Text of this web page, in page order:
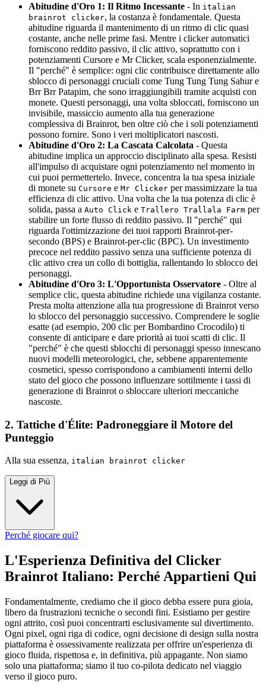
Abitudine d'Oro 1: Il Ritmo Incessante - In italian
brainrot clicker, la costanza è fondamentale. Questa
abitudine riguarda il mantenimento di un ritmo di clic quasi
costante, anche nelle prime fasi. Mentre i clicker automatici
forniscono reddito passivo, il clic attivo, soprattutto con i
potenziamenti Cursore e Mr Clicker, scala esponenzialmente.
Il "perché" è semplice: ogni clic contribuisce direttamente allo
sblocco di personaggi cruciali come Tung Tung Tung Sahur e
Brr Brr Patapim, che sono irraggiungibili tramite acquisti con
monete. Questi personaggi, una volta sbloccati, forniscono un
invisibile, massiccio aumento alla tua generazione
complessiva di Brainrot, ben oltre ciò che i soli potenziamenti
possono fornire. Sono i veri moltiplicatori nascosti.
Abitudine d'Oro 2: La Cascata Calcolata - Questa
abitudine implica un approccio disciplinato alla spesa. Resisti
all'impulso di acquistare ogni potenziamento nel momento in
cui puoi permettertelo. Invece, concentra la tua spesa iniziale
di monete su Cursore e Mr Clicker per massimizzare la tua
efficienza di clic attivo. Una volta che la tua potenza di clic è
solida, passa a Auto Click e Trallero Trallala Farm per
stabilire un forte flusso di reddito passivo. Il "perché" qui
riguarda l'ottimizzazione dei tuoi rapporti Brainrot-per-
secondo (BPS) e Brainrot-per-clic (BPC). Un investimento
precoce nel reddito passivo senza una sufficiente potenza di
clic attivo crea un collo di bottiglia, rallentando lo sblocco dei
personaggi.
Abitudine d'Oro 3: L'Opportunista Osservatore - Oltre al
semplice clic, questa abitudine richiede una vigilanza costante.
Presta molta attenzione alla tua progressione di Brainrot verso
lo sblocco del personaggio successivo. Comprendere le soglie
esatte (ad esempio, 200 clic per Bombardino Crocodilo) ti
consente di anticipare e dare priorità ai tuoi scatti di clic. Il
"perché" è che questi sblocchi di personaggi spesso innescano
nuovi modelli meteorologici, che, sebbene apparentemente
cosmetici, spesso corrispondono a cambiamenti interni dello
stato del gioco che possono influenzare sottilmente i tassi di
generazione di Brainrot o sbloccare ulteriori meccaniche
nascoste.
2. Tattiche d'Élite: Padroneggiare il Motore del
Punteggio
Alla sua essenza, italian brainrot clicker
Leggi di Più
Perché giocare qui?
L'Esperienza Definitiva del Clicker
Brainrot Italiano: Perché Appartieni Qui
Fondamentalmente, crediamo che il gioco debba essere pura gioia,
libero da frustrazioni tecniche o secondi fini. Esistiamo per gestire
ogni attrito, così puoi concentrarti esclusivamente sul divertimento.
Ogni pixel, ogni riga di codice, ogni decisione di design sulla nostra
piattaforma è ossessivamente realizzata per offrire un'esperienza di
gioco fluida, rispettosa e, in definitiva, più appagante. Non siamo
solo una piattaforma; siamo il tuo co-pilota dedicato nel viaggio
verso il gioco puro.